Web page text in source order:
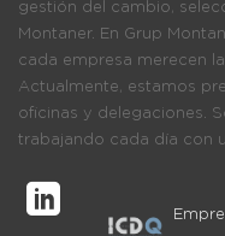
gestión del cambio,
Montaner. En Grup
cada empresa merecen
Actualmente, estamos
oficinas y delegaciones.
trabajando cada día con